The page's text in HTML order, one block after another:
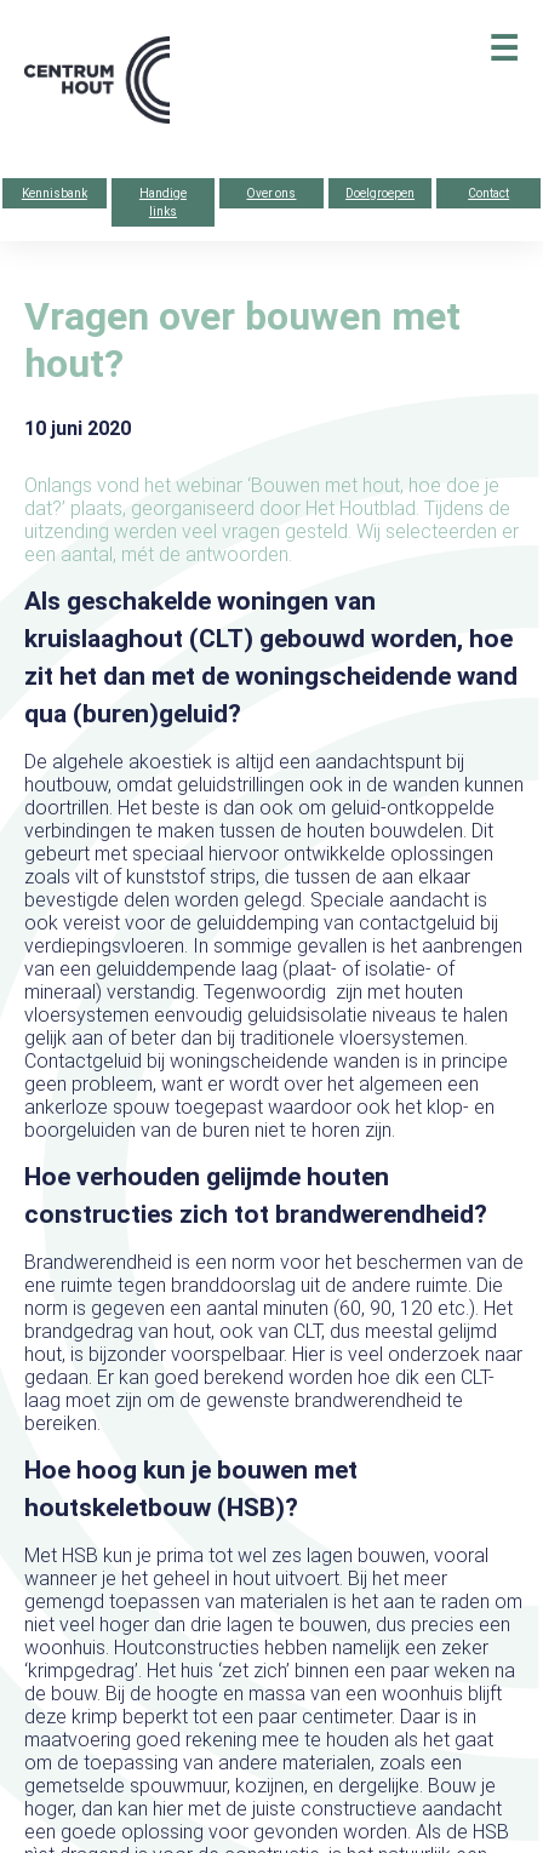
☰
Centrum
hout
Kennisbank
Handige
links
Over ons Doelgroepen Contact
Vragen over bouwen met
hout?
10 juni 2020
Onlangs vond het webinar ‘Bouwen met hout, hoe doe je
dat?’ plaats, georganiseerd door Het Houtblad. Tijdens de
uitzending werden veel vragen gesteld. Wij selecteerden er
een aantal, mét de antwoorden.
Als geschakelde woningen van
kruislaaghout (CLT) gebouwd worden, hoe
zit het dan met de woningscheidende wand
qua (buren)geluid?
De algehele akoestiek is altijd een aandachtspunt bij
houtbouw, omdat geluidstrillingen ook in de wanden kunnen
doortrillen. Het beste is dan ook om geluid-ontkoppelde
verbindingen te maken tussen de houten bouwdelen. Dit
gebeurt met speciaal hiervoor ontwikkelde oplossingen
zoals vilt of kunststof strips, die tussen de aan elkaar
bevestigde delen worden gelegd. Speciale aandacht is
ook vereist voor de geluiddemping van contactgeluid bij
verdiepingsvloeren. In sommige gevallen is het aanbrengen
van een geluiddempende laag (plaat- of isolatie- of
mineraal) verstandig. Tegenwoordig zijn met houten
vloersystemen eenvoudig geluidsisolatie niveaus te halen
gelijk aan of beter dan bij traditionele vloersystemen.
Contactgeluid bij woningscheidende wanden is in principe
geen probleem, want er wordt over het algemeen een
ankerloze spouw toegepast waardoor ook het klop- en
boorgeluiden van de buren niet te horen zijn.
Hoe verhouden gelijmde houten
constructies zich tot brandwerendheid?
Brandwerendheid is een norm voor het beschermen van de
ene ruimte tegen branddoorslag uit de andere ruimte. Die
norm is gegeven een aantal minuten (60, 90, 120 etc.). Het
brandgedrag van hout, ook van CLT, dus meestal gelijmd
hout, is bijzonder voorspelbaar. Hier is veel onderzoek naar
gedaan. Er kan goed berekend worden hoe dik een CLT-
laag moet zijn om de gewenste brandwerendheid te
bereiken.
Hoe hoog kun je bouwen met
houtskeletbouw (HSB)?
Met HSB kun je prima tot wel zes lagen bouwen, vooral
wanneer je het geheel in hout uitvoert. Bij het meer
gemengd toepassen van materialen is het aan te raden om
niet veel hoger dan drie lagen te bouwen, dus precies een
woonhuis. Houtconstructies hebben namelijk een zeker
‘krimpgedrag’. Het huis ‘zet zich’ binnen een paar weken na
de bouw. Bij de hoogte en massa van een woonhuis blijft
deze krimp beperkt tot een paar centimeter. Daar is in
maatvoering goed rekening mee te houden als het gaat
om de toepassing van andere materialen, zoals een
gemetselde spouwmuur, kozijnen, en dergelijke. Bouw je
hoger, dan kan hier met de juiste constructieve aandacht
een goede oplossing voor gevonden worden. Als de HSB